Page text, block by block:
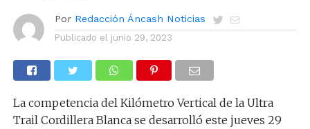
Por Redacción Áncash Noticias
Publicado el junio 29, 2023
La competencia del Kilómetro Vertical de la Ultra
Trail Cordillera Blanca se desarrolló este jueves 29